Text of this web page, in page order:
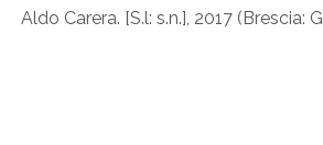
Aldo Carera. [S.l: s.n.], 2017 (Brescia: